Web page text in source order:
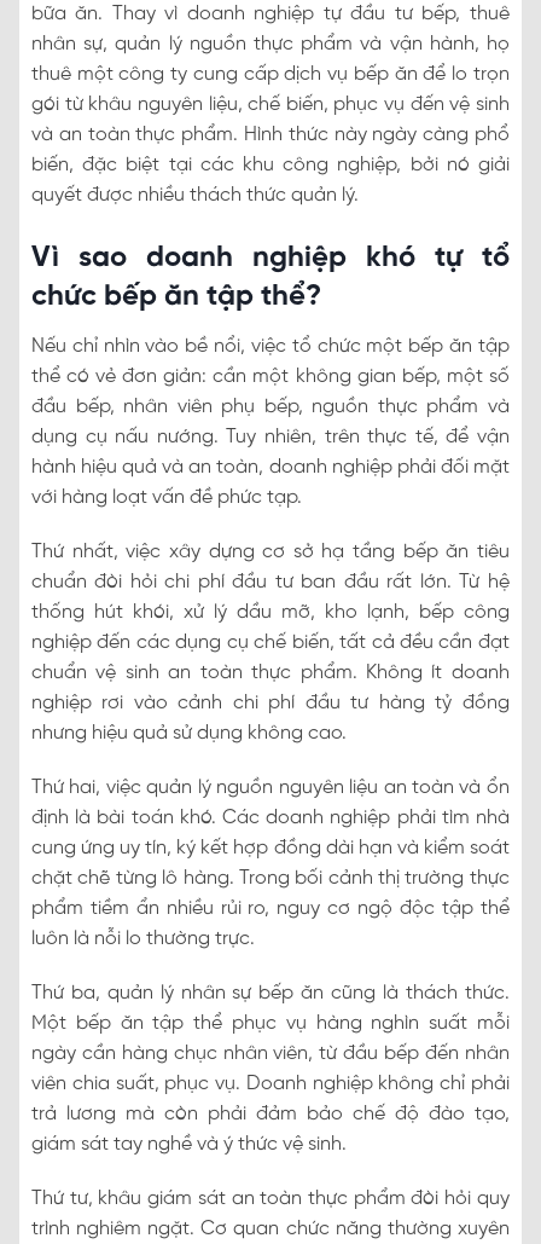
bữa ăn. Thay vì doanh nghiệp tự đầu tư bếp, thuê
nhân sự, quản lý nguồn thực phẩm và vận hành, họ
thuê một công ty cung cấp dịch vụ bếp ăn để lo trọn
gói từ khâu nguyên liệu, chế biến, phục vụ đến vệ sinh
và an toàn thực phẩm. Hình thức này ngày càng phổ
biến, đặc biệt tại các khu công nghiệp, bởi nó giải
quyết được nhiều thách thức quản lý.
Vì sao doanh nghiệp khó tự tổ
chức bếp ăn tập thể?
Nếu chỉ nhìn vào bề nổi, việc tổ chức một bếp ăn tập
thể có vẻ đơn giản: cần một không gian bếp, một số
đầu bếp, nhân viên phụ bếp, nguồn thực phẩm và
dụng cụ nấu nướng. Tuy nhiên, trên thực tế, để vận
hành hiệu quả và an toàn, doanh nghiệp phải đối mặt
với hàng loạt vấn đề phức tạp.
Thứ nhất, việc xây dựng cơ sở hạ tầng bếp ăn tiêu
chuẩn đòi hỏi chi phí đầu tư ban đầu rất lớn. Từ hệ
thống hút khói, xử lý dầu mỡ, kho lạnh, bếp công
nghiệp đến các dụng cụ chế biến, tất cả đều cần đạt
chuẩn vệ sinh an toàn thực phẩm. Không ít doanh
nghiệp rơi vào cảnh chi phí đầu tư hàng tỷ đồng
nhưng hiệu quả sử dụng không cao.
Thứ hai, việc quản lý nguồn nguyên liệu an toàn và ổn
định là bài toán khó. Các doanh nghiệp phải tìm nhà
cung ứng uy tín, ký kết hợp đồng dài hạn và kiểm soát
chặt chẽ từng lô hàng. Trong bối cảnh thị trường thực
phẩm tiềm ẩn nhiều rủi ro, nguy cơ ngộ độc tập thể
luôn là nỗi lo thường trực.
Thứ ba, quản lý nhân sự bếp ăn cũng là thách thức.
Một bếp ăn tập thể phục vụ hàng nghìn suất mỗi
ngày cần hàng chục nhân viên, từ đầu bếp đến nhân
viên chia suất, phục vụ. Doanh nghiệp không chỉ phải
trả lương mà còn phải đảm bảo chế độ đào tạo,
giám sát tay nghề và ý thức vệ sinh.
Thứ tư, khâu giám sát an toàn thực phẩm đòi hỏi quy
trình nghiêm ngặt. Cơ quan chức năng thường xuyên